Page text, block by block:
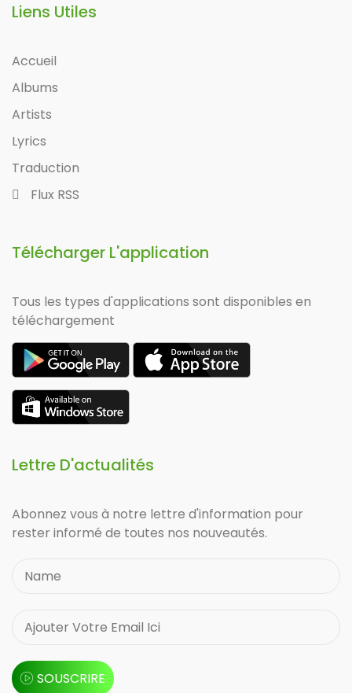
Liens Utiles
Accueil
Albums
Artists
Lyrics
Traduction
Flux RSS
Télécharger L'application
Tous les types d'applications sont disponibles en
téléchargement
Lettre D'actualités
Abonnez vous à notre lettre d'information pour
rester informé de toutes nos nouveautés.
SOUSCRIRE